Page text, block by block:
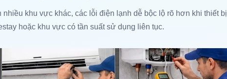
khu vực khác, các lỗi điện lạnh dễ bộc lộ rõ hơn khi thiết bị
hoặc khu vực có tần suất sử dụng liên tục.